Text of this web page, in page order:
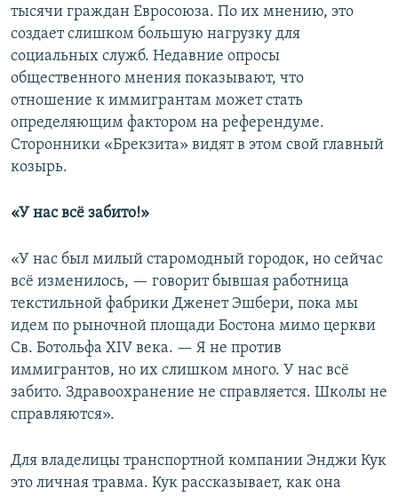
тысячи граждан Евросоюза. По их мнению, это
создает слишком большую нагрузку для
социальных служб. Недавние опросы
общественного мнения показывают, что
отношение к иммигрантам может стать
определяющим фактором на референдуме.
Сторонники «Брекзита» видят в этом свой главный
козырь.
«У нас всё забито!»
«У нас был милый старомодный городок, но сейчас
всё изменилось, — говорит бывшая работница
текстильной фабрики Дженет Эшбери, пока мы
идем по рыночной площади Бостона мимо церкви
Св. Ботольфа XIV века. — Я не против
иммигрантов, но их слишком много. У нас всё
забито. Здравоохранение не справляется. Школы не
справляются».
Для владелицы транспортной компании Энджи Кук
это личная травма. Кук рассказывает, как она